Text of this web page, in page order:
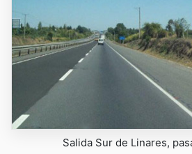
Salida Sur de Linares,